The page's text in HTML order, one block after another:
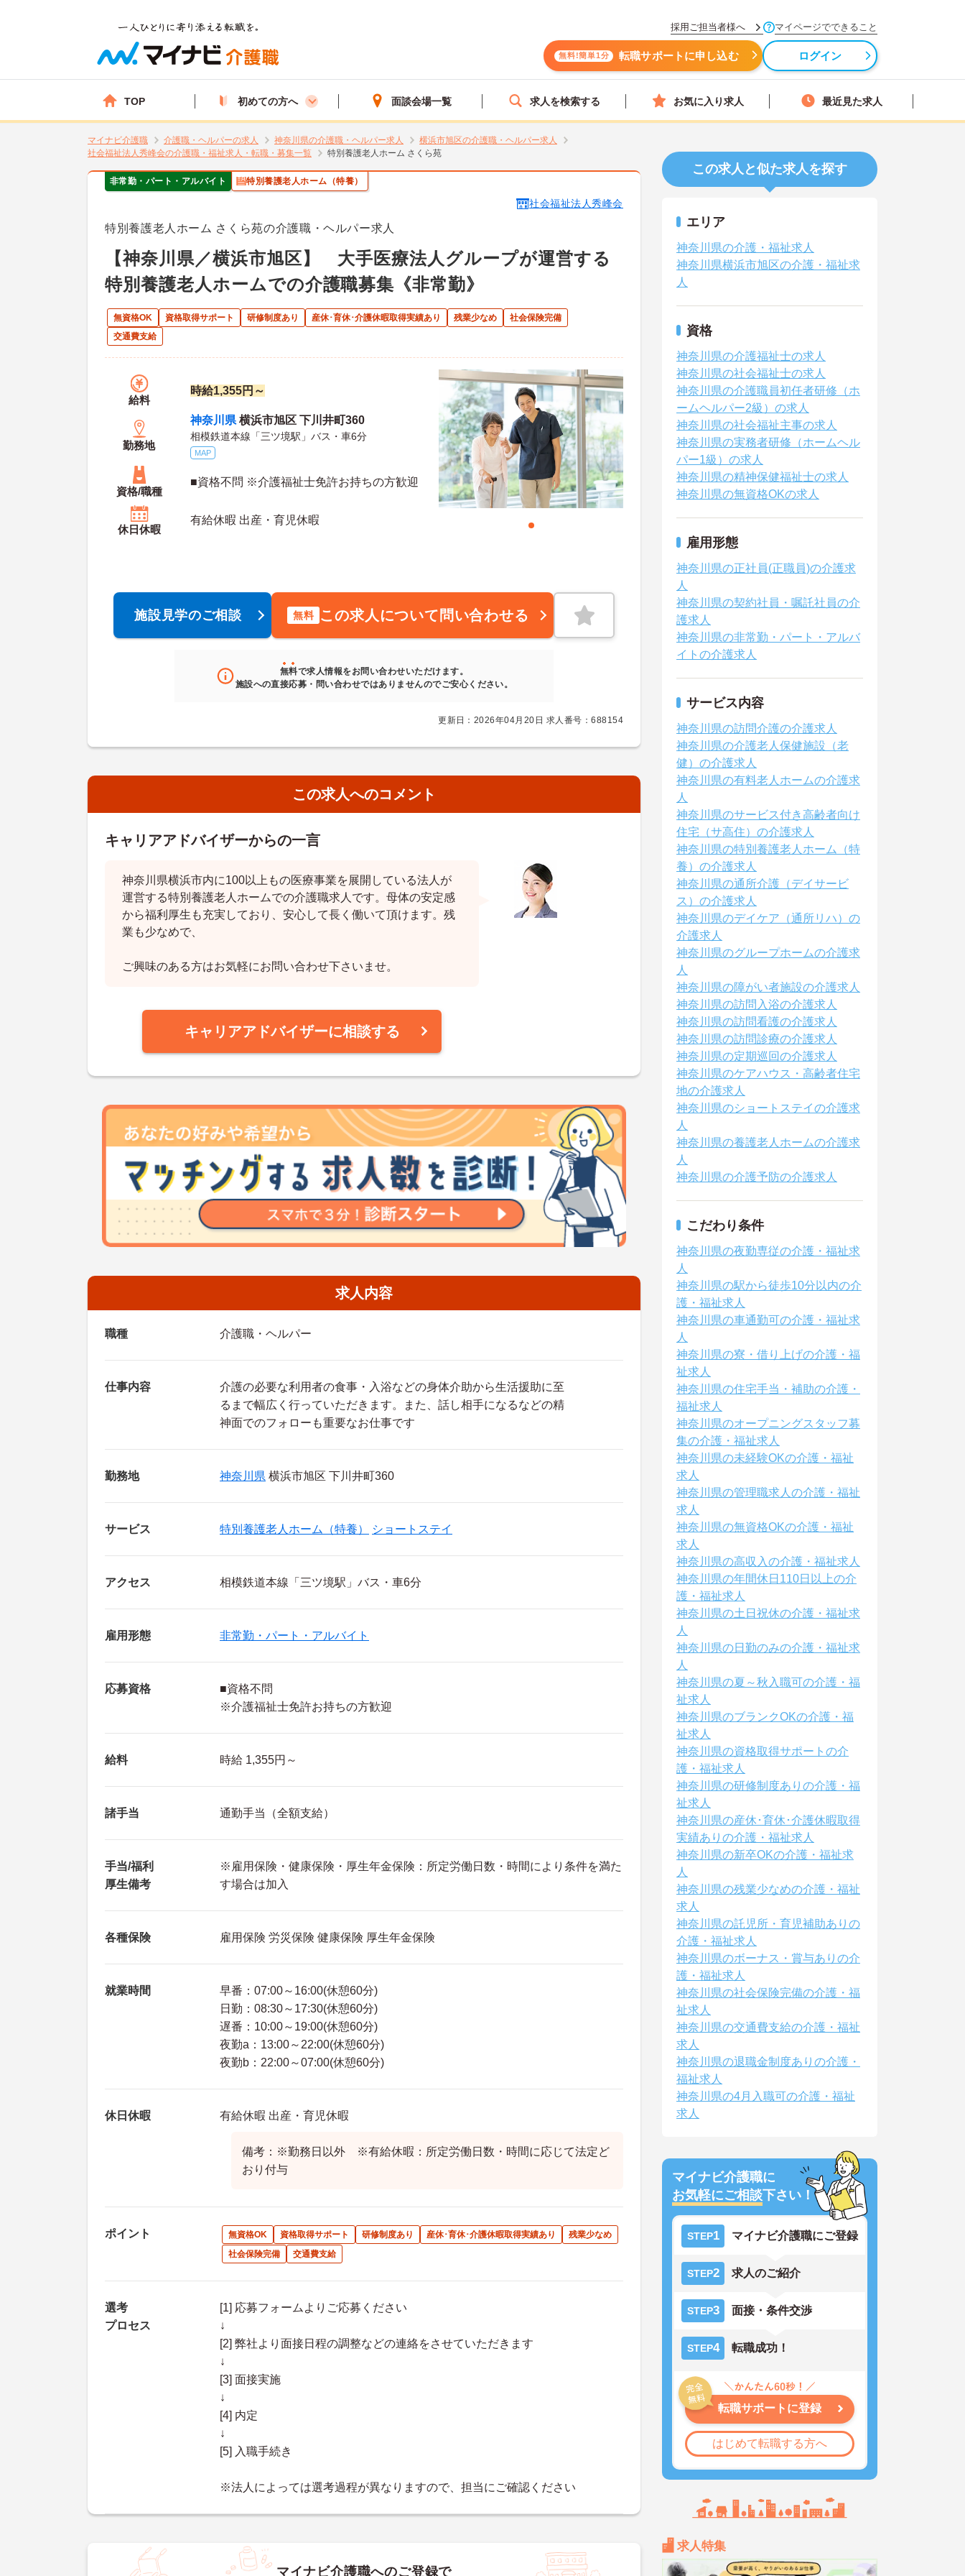
採用ご担当者様へ マイページでできること
無料!簡単1分 転職サポートに申し込む ログイン
TOP 初めての方へ 面談会場一覧 求人を検索する お気に入り求人 最近見た求人
マイナビ介護職 介護職・ヘルパーの求人 神奈川県の介護職・ヘルパー求人
横浜市旭区の介護職・ヘルパー求人
社会福祉法人秀峰会の介護職・福祉求人・転職・募集一覧
特別養護老人ホーム さくら苑
非常勤・パート・アルバイト 特別養護老人ホーム（特養）
社会福祉法人秀峰会
特別養護老人ホーム さくら苑の介護職・ヘルパー求人
【神奈川県／横浜市旭区】 大手医療法人グループが運営する
特別養護老人ホームでの介護職募集《非常勤》
無資格OK 資格取得サポート 研修制度あり 産休･育休･介護休暇取得実績あり 残業少なめ
社会保険完備
交通費支給
給料
時給1,355円～
勤務地
神奈川県 横浜市旭区 下川井町360
相模鉄道本線「三ツ境駅」バス・車6分
MAP
資格/職種
■資格不問 ※介護福祉士免許お持ちの方歓迎
休日休暇
有給休暇 出産・育児休暇
施設見学のご相談 無料 この求人について問い合わせる
無料で求人情報をお問い合わせいただけます。
施設への直接応募・問い合わせではありませんのでご安心ください。
更新日：2026年04月20日 求人番号：688154
この求人へのコメント
キャリアアドバイザーからの一言
神奈川県横浜市内に100以上もの医療事業を展開している法人が
運営する特別養護老人ホームでの介護職求人です。母体の安定感
から福利厚生も充実しており、安心して長く働いて頂けます。残
業も少なめで、
ご興味のある方はお気軽にお問い合わせ下さいませ。
キャリアアドバイザーに相談する
求人内容
職種 介護職・ヘルパー
仕事内容
介護の必要な利用者の食事・入浴などの身体介助から生活援助に至
るまで幅広く行っていただきます。また、話し相手になるなどの精
神面でのフォローも重要なお仕事です
勤務地 神奈川県 横浜市旭区 下川井町360
サービス 特別養護老人ホーム（特養） ショートステイ
アクセス 相模鉄道本線「三ツ境駅」バス・車6分
雇用形態 非常勤・パート・アルバイト
応募資格
■資格不問
※介護福祉士免許お持ちの方歓迎
給料 時給 1,355円～
諸手当 通勤手当（全額支給）
手当/福利
厚生備考
※雇用保険・健康保険・厚生年金保険：所定労働日数・時間により条件を満た
す場合は加入
各種保険 雇用保険 労災保険 健康保険 厚生年金保険
就業時間
早番：07:00～16:00(休憩60分)
日勤：08:30～17:30(休憩60分)
遅番：10:00～19:00(休憩60分)
夜勤a：13:00～22:00(休憩60分)
夜勤b：22:00～07:00(休憩60分)
休日休暇 有給休暇 出産・育児休暇
備考：※勤務日以外 ※有給休暇：所定労働日数・時間に応じて法定ど
おり付与
ポイント 無資格OK 資格取得サポート 研修制度あり 産休･育休･介護休暇取得実績あり
残業少なめ
社会保険完備
交通費支給
選考
プロセス
[1] 応募フォームよりご応募ください
↓
[2] 弊社より面接日程の調整などの連絡をさせていただきます
↓
[3] 面接実施
↓
[4] 内定
↓
[5] 入職手続き
※法人によっては選考過程が異なりますので、担当にご確認ください
マイナビ介護職へのご登録で
この求人と似た求人を探す
エリア
神奈川県の介護・福祉求人
神奈川県横浜市旭区の介護・福祉求
人
資格
神奈川県の介護福祉士の求人
神奈川県の社会福祉士の求人
神奈川県の介護職員初任者研修（ホ
ームヘルパー2級）の求人
神奈川県の社会福祉主事の求人
神奈川県の実務者研修（ホームヘル
パー1級）の求人
神奈川県の精神保健福祉士の求人
神奈川県の無資格OKの求人
雇用形態
神奈川県の正社員(正職員)の介護求
人
神奈川県の契約社員・嘱託社員の介
護求人
神奈川県の非常勤・パート・アルバ
イトの介護求人
サービス内容
神奈川県の訪問介護の介護求人
神奈川県の介護老人保健施設（老
健）の介護求人
神奈川県の有料老人ホームの介護求
人
神奈川県のサービス付き高齢者向け
住宅（サ高住）の介護求人
神奈川県の特別養護老人ホーム（特
養）の介護求人
神奈川県の通所介護（デイサービ
ス）の介護求人
神奈川県のデイケア（通所リハ）の
介護求人
神奈川県のグループホームの介護求
人
神奈川県の障がい者施設の介護求人
神奈川県の訪問入浴の介護求人
神奈川県の訪問看護の介護求人
神奈川県の訪問診療の介護求人
神奈川県の定期巡回の介護求人
神奈川県のケアハウス・高齢者住宅
地の介護求人
神奈川県のショートステイの介護求
人
神奈川県の養護老人ホームの介護求
人
神奈川県の介護予防の介護求人
こだわり条件
神奈川県の夜勤専従の介護・福祉求
人
神奈川県の駅から徒歩10分以内の介
護・福祉求人
神奈川県の車通勤可の介護・福祉求
人
神奈川県の寮・借り上げの介護・福
祉求人
神奈川県の住宅手当・補助の介護・
福祉求人
神奈川県のオープニングスタッフ募
集の介護・福祉求人
神奈川県の未経験OKの介護・福祉
求人
神奈川県の管理職求人の介護・福祉
求人
神奈川県の無資格OKの介護・福祉
求人
神奈川県の高収入の介護・福祉求人
神奈川県の年間休日110日以上の介
護・福祉求人
神奈川県の土日祝休の介護・福祉求
人
神奈川県の日勤のみの介護・福祉求
人
神奈川県の夏～秋入職可の介護・福
祉求人
神奈川県のブランクOKの介護・福
祉求人
神奈川県の資格取得サポートの介
護・福祉求人
神奈川県の研修制度ありの介護・福
祉求人
神奈川県の産休･育休･介護休暇取得
実績ありの介護・福祉求人
神奈川県の新卒OKの介護・福祉求
人
神奈川県の残業少なめの介護・福祉
求人
神奈川県の託児所・育児補助ありの
介護・福祉求人
神奈川県のボーナス・賞与ありの介
護・福祉求人
神奈川県の社会保険完備の介護・福
祉求人
神奈川県の交通費支給の介護・福祉
求人
神奈川県の退職金制度ありの介護・
福祉求人
神奈川県の4月入職可の介護・福祉
求人
マイナビ介護職に
お気軽にご相談下さい！
STEP1 マイナビ介護職にご登録
STEP2 求人のご紹介
STEP3 面接・条件交渉
STEP4 転職成功！
転職サポートに登録
はじめて転職する方へ
求人特集